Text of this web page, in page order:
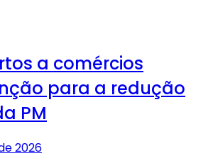
a comércios
para a redução
PM
2026